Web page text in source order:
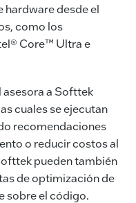
hardware desde el
como los
Core™ Ultra e
asesora a Softtek
cuales se ejecutan
recomendaciones
o reducir costos al
pueden también
de optimización de
sobre el código.